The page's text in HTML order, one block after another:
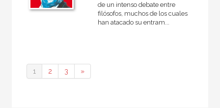
de un intenso debate entre
filósofos, muchos de los cuales
han atacado su entram...
1 2 3 »